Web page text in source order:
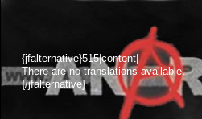
{jfalternative}515|content|
There are no translations available.
{/jfalternative}